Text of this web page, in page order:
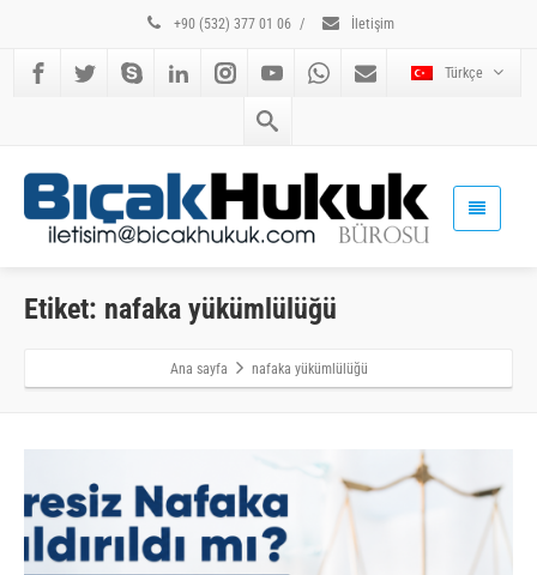
+90 (532) 377 01 06 / İletişim
Türkçe
Etiket: nafaka yükümlülüğü
Ana sayfa nafaka yükümlülüğü